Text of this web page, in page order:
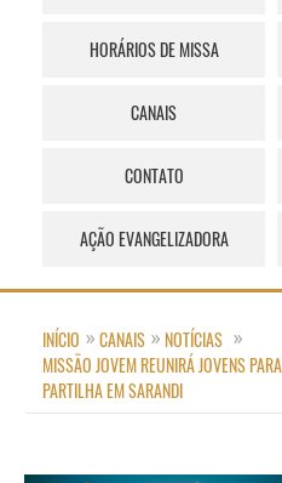
HORÁRIOS DE MISSA
CANAIS
CONTATO
AÇÃO EVANGELIZADORA
INÍCIO CANAIS
NOTÍCIAS
MISSÃO JOVEM REUNIRÁ JOVENS
PARTILHA EM SARANDI